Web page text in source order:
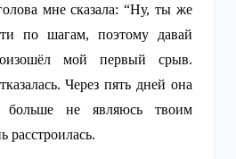
мне сказала: “Ну, ты же
по шагам, поэтому давай
мой первый срыв.
Через пять дней она
больше не являюсь твоим
расстроилась.